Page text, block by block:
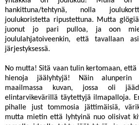
hankittuna/tehtynä, nolla
joulukoristetta ripustettuna. Mutta
juonut jo pari pulloa, ja oon
joululahjatoiveenkin, että tavallaan
järjestyksessä.
No mutta! Sitä vaan tulin kertomaan,
hienoja jäälyhtyjä! Näin alunperin
maailmassa
kuvan, jossa oli
elintarvikevärillä täytettyjä ilmapalloja.
pihalle just tommosia jättimäisiä,
mutta mietin että lyhtyinä nuo olisivat